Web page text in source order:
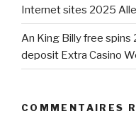
Internet sites 2025
An King Billy free
deposit Extra Casino
COMMENTAIRES